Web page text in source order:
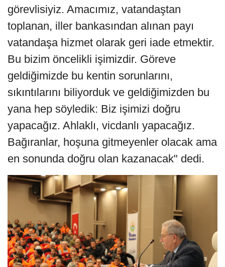
görevlisiyiz. Amacımız, vatandaştan
toplanan, iller bankasından alınan payı
vatandaşa hizmet olarak geri iade etmektir.
Bu bizim öncelikli işimizdir. Göreve
geldiğimizde bu kentin sorunlarını,
sıkıntılarını biliyorduk ve geldiğimizden bu
yana hep söyledik: Biz işimizi doğru
yapacağız. Ahlaklı, vicdanlı yapacağız.
Bağıranlar, hoşuna gitmeyenler olacak ama
en sonunda doğru olan kazanacak" dedi.